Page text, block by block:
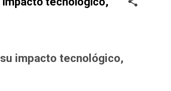
impacto tecnológico,